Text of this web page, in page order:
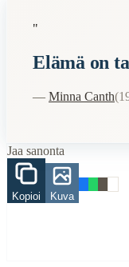
Description:Tämä
Semantic Themes
Related Topics
elämä
taistelu
"
Elämä on
— Minna Canth(
Jaa sanonta
Kopioi Kuva